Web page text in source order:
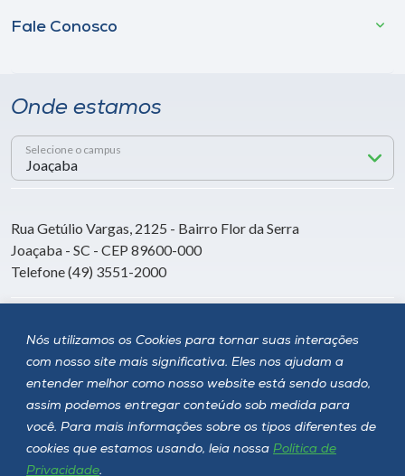
Nós utilizamos os Cookies para tornar suas interações
com nosso site mais significativa. Eles nos ajudam a
entender melhor como nosso website está sendo usado,
assim podemos entregar conteúdo sob medida para
você. Para mais informações sobre os tipos diferentes de
cookies que estamos usando, leia nossa Política de
Privacidade.
Fale Conosco
Onde estamos
Selecione o campus
Rua Getúlio Vargas, 2125 - Bairro Flor da Serra
Joaçaba - SC - CEP 89600-000
Telefone (49) 3551-2000
Siga a Unoesc